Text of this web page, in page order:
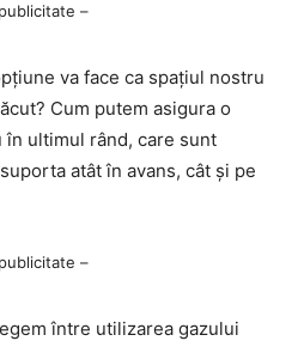
–
va face ca spațiul nostru
Cum putem asigura o
ultimul rând, care sunt
atât în avans, cât și pe
–
între utilizarea gazului